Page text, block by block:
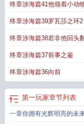
副本进度:菌菇末世→高三校
长河的唯一守望者，背负人
家精校版TXT第一玩家TXT
精校TXT第一玩家TXT 第一
玩家完结了吗第一玩家免费
玩家流泪猫安头第一玩家怎
笔趣阁第一玩家简介第一玩
家百度第一玩家精校TXT奇
玩家百科第一玩家txt百度
终章涉海篇41他领着小动
黑暗
终章涉海篇39罗瓦莎之环
归途已更新
终章涉海篇38若非他回头
终章涉海篇37前事之鉴
终章涉海篇36向前
第一玩家章节列表
一章你拥有光辉明亮的未